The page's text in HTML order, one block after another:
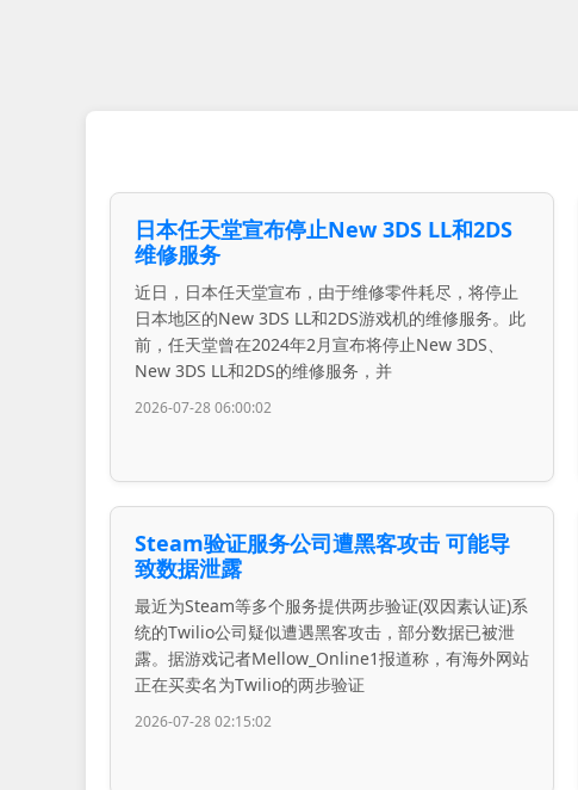
日本任天堂宣布停止New 3DS LL和2DS
维修服务
近日，日本任天堂宣布，由于维修零件耗尽，将停止
日本地区的New 3DS LL和2DS游戏机的维修服务。此
前，任天堂曾在2024年2月宣布将停止New 3DS、
New 3DS LL和2DS的维修服务，并
2026-07-28 06:00:02
Steam验证服务公司遭黑客攻击 可能导
致数据泄露
最近为Steam等多个服务提供两步验证(双因素认证)系
统的Twilio公司疑似遭遇黑客攻击，部分数据已被泄
露。据游戏记者Mellow_Online1报道称，有海外网站
正在买卖名为Twilio的两步验证
2026-07-28 02:15:02